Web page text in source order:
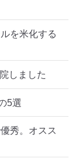
を米化する
しました
5選
秀。オスス